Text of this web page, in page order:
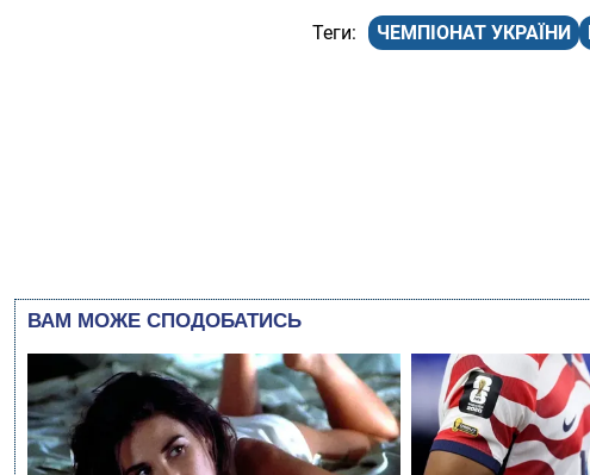
ЧЕМПІОНАТ УКРАЇНИ